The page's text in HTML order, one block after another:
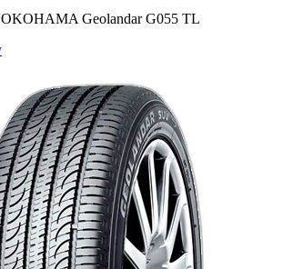
Geolandar G055 TL